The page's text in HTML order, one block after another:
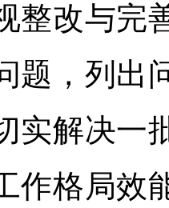
整改与完
题，列出
实解决一
作格局效